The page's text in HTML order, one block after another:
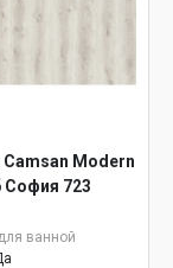
Modern
София 723
ванной